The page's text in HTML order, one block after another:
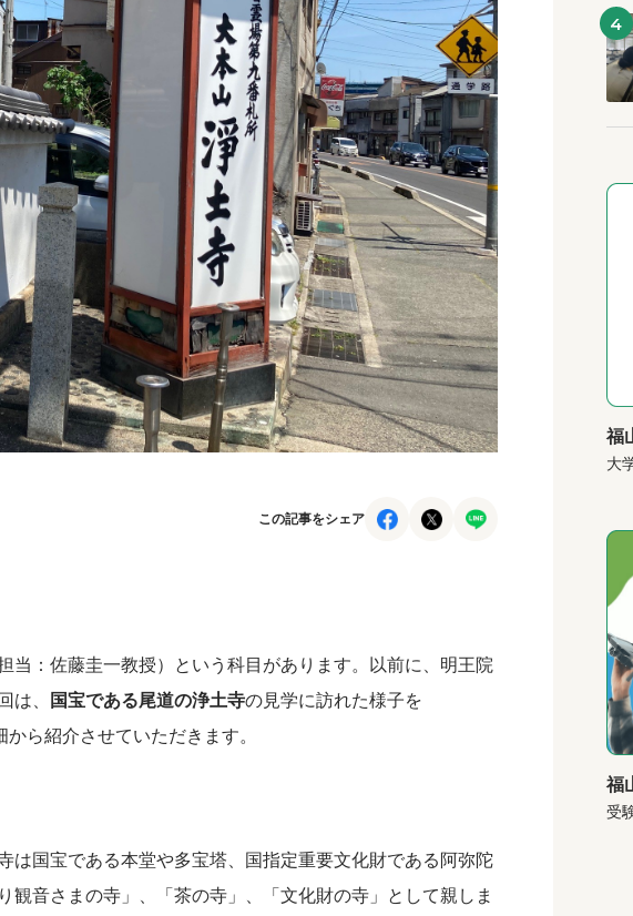
この記事をシェア
当：佐藤圭一教授）という科目があります。以前に、明王院
は、
国宝である尾道の浄土寺の見学に訪れた様子を
ら紹介させていただきます。
は国宝である本堂や多宝塔、国指定重要文化財である阿弥陀
音さまの寺」、「茶の寺」、「文化財の寺」として親しま
4
福
大
福
受